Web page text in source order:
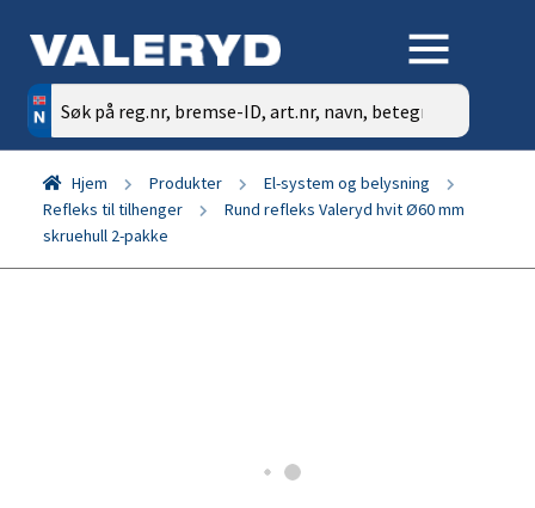
Søk
etter:
Hjem Produkter
El-system og belysning
Refleks til tilhenger
Rund refleks Valeryd hvit Ø60 mm
skruehull 2-pakke